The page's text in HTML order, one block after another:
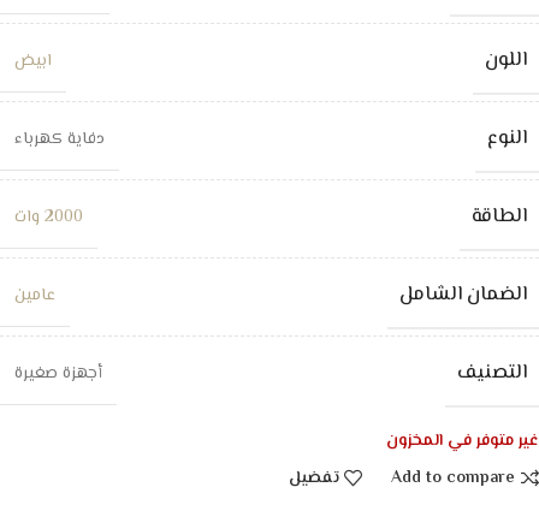
اللون ابيض
النوع دفاية كهرباء
الطاقة 2000 وات
الضمان الشامل عامين
التصنيف أجهزة صغيرة
غير متوفر في المخزون
Add to compare
تفضيل